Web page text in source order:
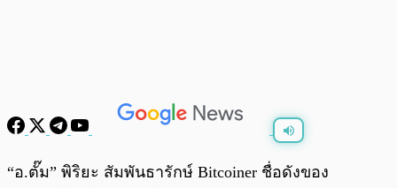
พร้อมเล่น
“อ.ตั๊ม” พิริยะ สัมพันธารักษ์ Bitcoiner ชื่อดังของ